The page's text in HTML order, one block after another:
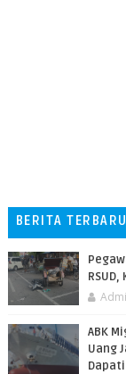
BERITA TERBARU
ABK
Uang